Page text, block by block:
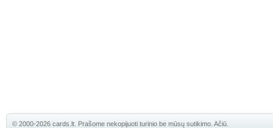
© 2000-2026 cards.lt. Prašome nekopijuoti turinio be mūsų sutikimo. Ačiū.